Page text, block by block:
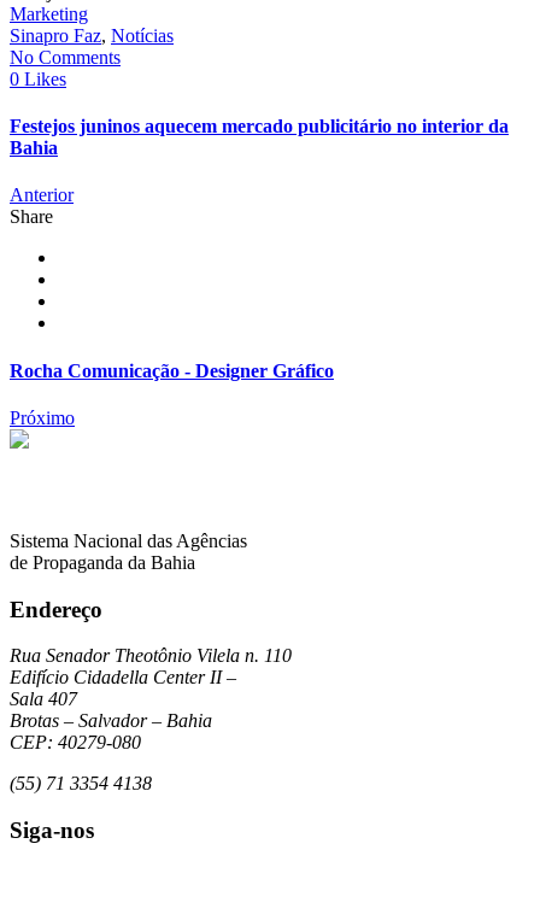
Marketing
Sinapro Faz, Notícias
No Comments
0 Likes
Festejos juninos aquecem mercado publicitário no interior da
Bahia
Anterior
Share
Rocha Comunicação - Designer Gráfico
Próximo
Sistema Nacional das Agências
de Propaganda da Bahia
Endereço
Rua Senador Theotônio Vilela n. 110
Edifício Cidadella Center II –
Sala 407
Brotas – Salvador – Bahia
CEP: 40279-080
(55) 71 3354 4138
Siga-nos